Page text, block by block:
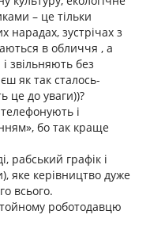
– це тільки
нарадах, зустрічах з
в обличчя , а
звільняють без
як так сталось-
це до уваги))?
і
бо так краще
рабський графік і
яке керівництво дуже
всього.
роботодавцю